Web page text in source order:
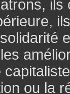
ils
ou la